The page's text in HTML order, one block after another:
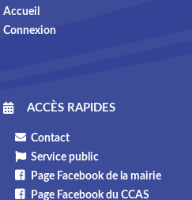
Accueil
Connexion
ACCÈS RAPIDES
Contact
Service public
Page Facebook de la mairie
Page Facebook du CCAS